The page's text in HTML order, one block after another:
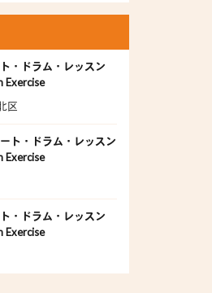
・ドラム・レッスン
Exercise
区
ト・ドラム・レッスン
Exercise
・ドラム・レッスン
Exercise